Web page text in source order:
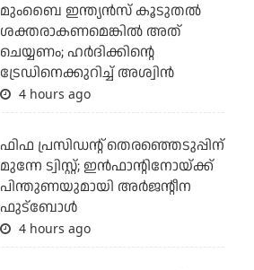
മുംബൈ ഇന്ത്യന്‍സ് കൂടുതല്‍
ശക്തരാകണമെങ്കില്‍ അത്
ചെയ്യണം; ഹര്‍ദിക്കിന്റെ
ട്രേഡിനെക്കുറിച്ച് അശ്വിന്‍
4 hours ago
ഫിഫ പ്രസിഡന്റ് തെരഞ്ഞെടുപ്പിന്
മുന്നേ ട്വിസ്റ്റ്; ഇന്‍ഫാന്റിനോയ്ക്ക്
പിന്തുണയുമായി അര്‍ജന്റീന
ഫുട്‌ബോള്‍
4 hours ago